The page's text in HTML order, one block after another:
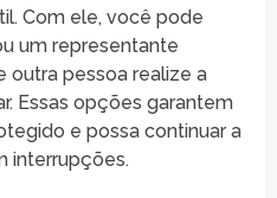
Com ele, você pode
um representante
outra pessoa realize a
Essas opções garantem
e possa continuar a
interrupções.